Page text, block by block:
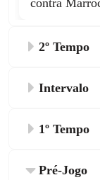
contra
2º Tempo
Intervalo
pela
Faltou,
1º Tempo
50' Fim do
Pré-Jogo